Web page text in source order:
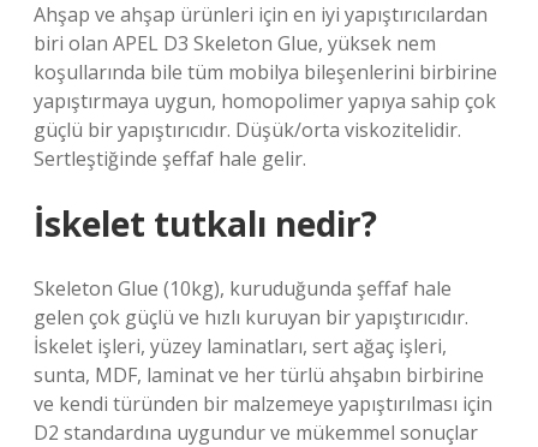
Ahşap ve ahşap ürünleri için en iyi yapıştırıcılardan
biri olan APEL D3 Skeleton Glue, yüksek nem
koşullarında bile tüm mobilya bileşenlerini birbirine
yapıştırmaya uygun, homopolimer yapıya sahip çok
güçlü bir yapıştırıcıdır. Düşük/orta viskozitelidir.
Sertleştiğinde şeffaf hale gelir.
İskelet tutkalı nedir?
Skeleton Glue (10kg), kuruduğunda şeffaf hale
gelen çok güçlü ve hızlı kuruyan bir yapıştırıcıdır.
İskelet işleri, yüzey laminatları, sert ağaç işleri,
sunta, MDF, laminat ve her türlü ahşabın birbirine
ve kendi türünden bir malzemeye yapıştırılması için
D2 standardına uygundur ve mükemmel sonuçlar